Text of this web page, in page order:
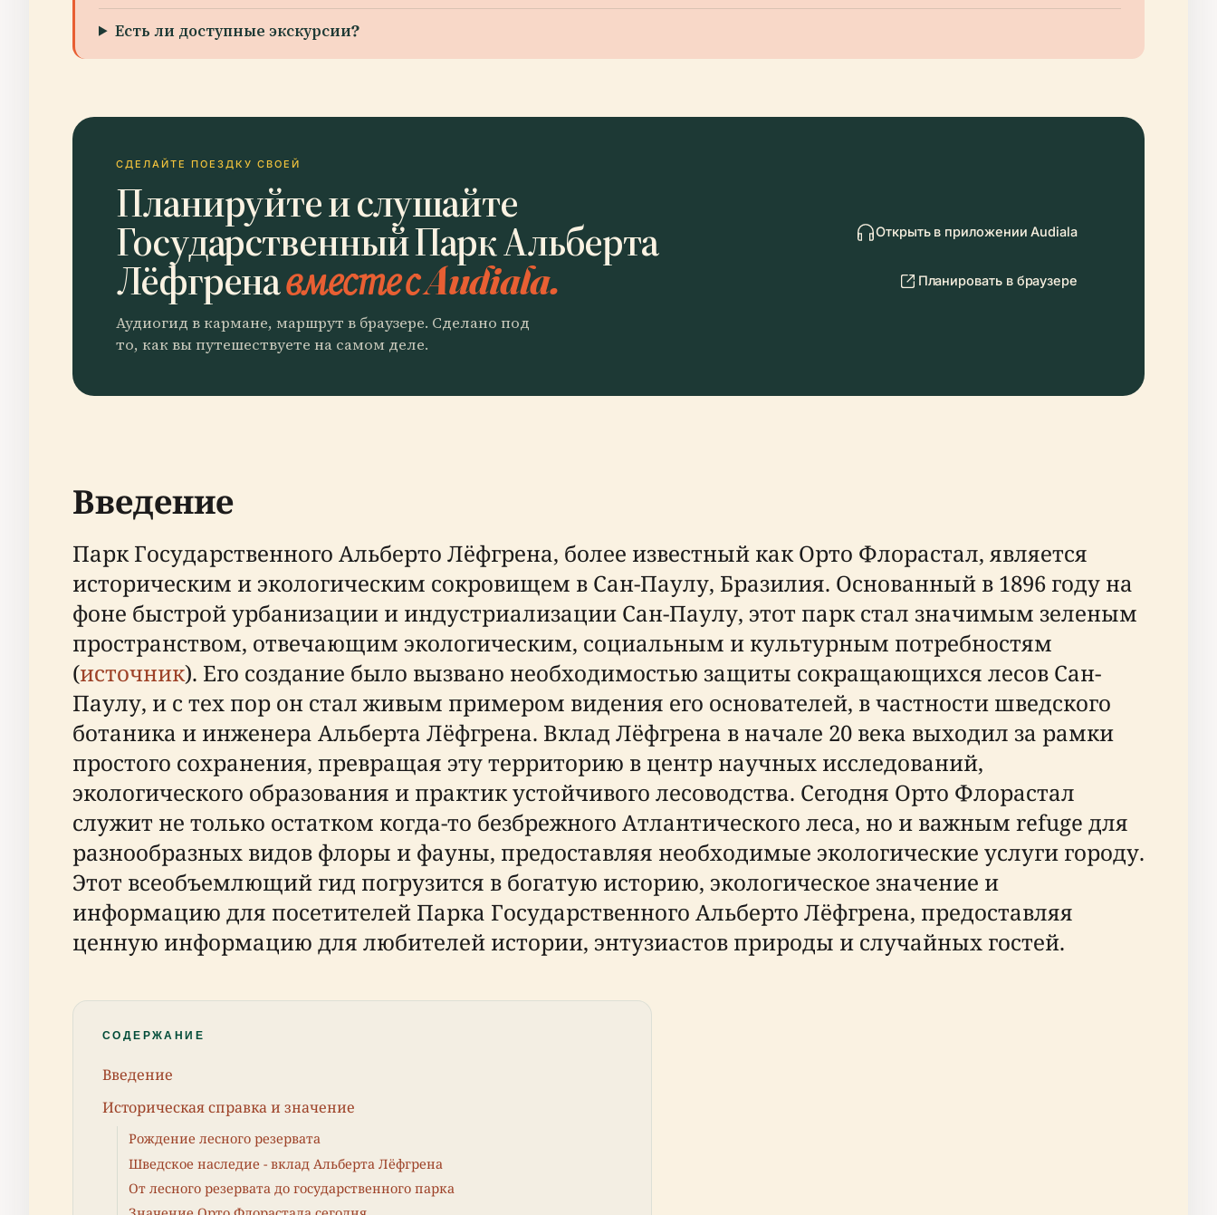
Есть ли доступные экскурсии?
СДЕЛАЙТЕ ПОЕЗДКУ СВОЕЙ
Планируйте и слушайте
Государственный Парк Альберта
Лёфгренавместе с Audiala.
Аудиогид в кармане, маршрут в браузере. Сделано под
то, как вы путешествуете на самом деле.
Открыть в приложении Audiala
Планировать в браузере
Введение
Парк Государственного Альберто Лёфгрена, более известный как Орто Флорастал, является
историческим и экологическим сокровищем в Сан-Паулу, Бразилия. Основанный в 1896 году на
фоне быстрой урбанизации и индустриализации Сан-Паулу, этот парк стал значимым зеленым
пространством, отвечающим экологическим, социальным и культурным потребностям
(источник). Его создание было вызвано необходимостью защиты сокращающихся лесов Сан-
Паулу, и с тех пор он стал живым примером видения его основателей, в частности шведского
ботаника и инженера Альберта Лёфгрена. Вклад Лёфгрена в начале 20 века выходил за рамки
простого сохранения, превращая эту территорию в центр научных исследований,
экологического образования и практик устойчивого лесоводства. Сегодня Орто Флорастал
служит не только остатком когда-то безбрежного Атлантического леса, но и важным refuge для
разнообразных видов флоры и фауны, предоставляя необходимые экологические услуги городу.
Этот всеобъемлющий гид погрузится в богатую историю, экологическое значение и
информацию для посетителей Парка Государственного Альберто Лёфгрена, предоставляя
ценную информацию для любителей истории, энтузиастов природы и случайных гостей.
СОДЕРЖАНИЕ
Введение
Историческая справка и значение
Рождение лесного резервата
Шведское наследие - вклад Альберта Лёфгрена
От лесного резервата до государственного парка